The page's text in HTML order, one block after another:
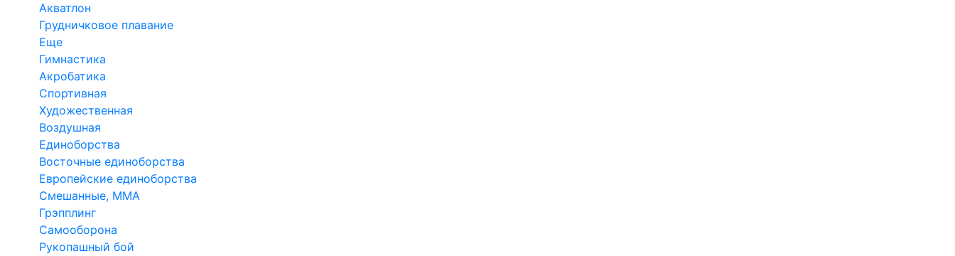
Акватлон
Грудничковое плавание
Еще
Гимнастика
Акробатика
Спортивная
Художественная
Воздушная
Единоборства
Восточные единоборства
Европейские единоборства
Смешанные, ММА
Грэпплинг
Самооборона
Рукопашный бой